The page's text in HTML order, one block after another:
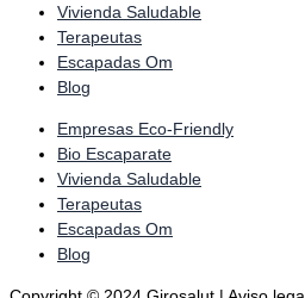
Vivienda Saludable
Terapeutas
Escapadas Om
Blog
Empresas Eco-Friendly
Bio Escaparate
Vivienda Saludable
Terapeutas
Escapadas Om
Blog